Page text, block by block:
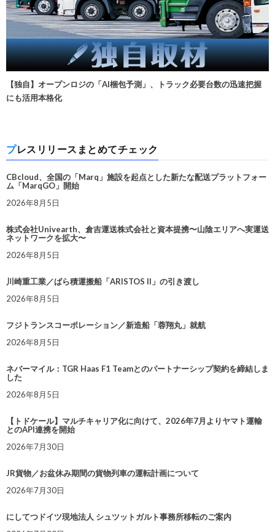
【独自】オープンロジの「AI梱包予測」、トラック必要台数の迅速把握
にも活用本格化
プレスリリースまとめてチェック
CBcloud、全国の「Marq」施設を起点とした新たな配送プラットフォー
ム「MarqGO」開始
2026年8月5日
株式会社Univearth、倉吉運送株式会社と資本提携〜山陰エリアへ実運送
ネットワークを拡大〜
2026年8月5日
川崎重工業／ばら積運搬船「ARISTOS II」の引き渡し
2026年8月5日
フジトランスコーポレーション／新造船「蓉翔丸」就航
2026年8月5日
ネバーマイル：TGR Haas F1 Teamとのパートナーシップ契約を締結しま
した
2026年8月5日
【トドケール】マルチキャリア化に向けて、2026年7月よりヤマト運輸
とのAPI連携を開始
2026年7月30日
JR貨物／お盆休み期間の貨物列車の運転計画について
2026年7月30日
にしてつドイツ現地法人 シュツットガルト事務所移転のご案内